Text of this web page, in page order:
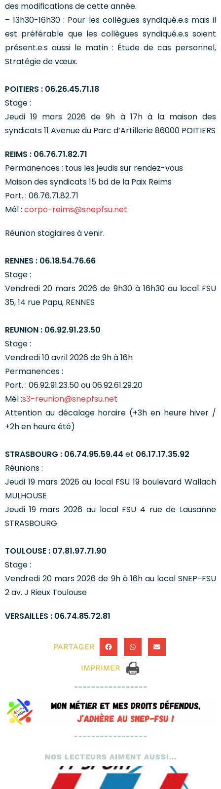
des modifications de cette année.
– 13h30-16h30 : Pour les collègues syndiqué.e.s mais il
est préférable que les collègues syndiqué.e.s soient
présent.e.s aussi le matin : Étude de cas personnel,
Stratégie de vœux.
POITIERS : 06.26.45.71.18
Stage :
Jeudi 19 mars 2026 de 9h à 17h à la maison des
syndicats 11 Avenue du Parc d’Artillerie 86000 POITIERS
REIMS : 06.76.71.82.71
Permanences : tous les jeudis sur rendez-vous
Maison des syndicats 15 bd de la Paix Reims
Port. : 06.76.71.82.71
Mél : corpo-reims@snepfsu.net
Réunion stagiaires à venir.
RENNES : 06.18.54.76.66
Stage :
Vendredi 20 mars 2026 de 9h30 à 16h30 au local FSU
35, 14 rue Papu, RENNES
REUNION : 06.92.91.23.50
Stage :
Vendredi 10 avril 2026 de 9h à 16h
Permanences :
Port. : 06.92.91.23.50 ou 06.92.61.29.20
Mél :s3-reunion@snepfsu.net
Attention au décalage horaire (+3h en heure hiver /
+2h en heure été)
STRASBOURG : 06.74.95.59.44 et 06.17.17.35.92
Réunions :
Jeudi 19 mars 2026 au local FSU 19 boulevard Wallach
MULHOUSE
Jeudi 19 mars 2026 au local FSU 4 rue de Lausanne
STRASBOURG
TOULOUSE : 07.81.97.71.90
Stage :
Vendredi 20 mars 2026 de 9h à 16h au local SNEP-FSU
2 av. J Rieux Toulouse
VERSAILLES : 06.74.85.72.81
PARTAGER
IMPRIMER
NOS LECTEURS AIMENT AUSSI...